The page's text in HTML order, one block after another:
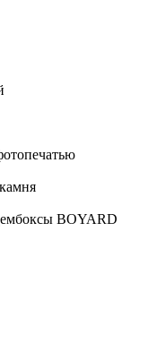
BOYARD